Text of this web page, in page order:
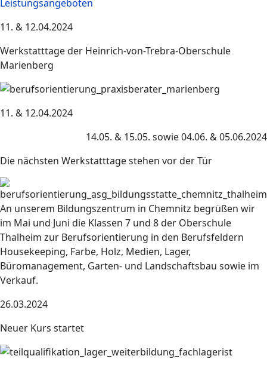
Leistungsangeboten
11. & 12.04.2024
Werkstatttage der Heinrich-von-Trebra-Oberschule
Marienberg
11. & 12.04.2024
14.05. & 15.05. sowie 04.06. & 05.06.2024
Die nächsten Werkstatttage stehen vor der Tür
An unserem Bildungszentrum in Chemnitz begrüßen wir
im Mai und Juni die Klassen 7 und 8 der Oberschule
Thalheim zur Berufsorientierung in den Berufsfeldern
Housekeeping, Farbe, Holz, Medien, Lager,
Büromanagement, Garten- und Landschaftsbau sowie im
Verkauf.
26.03.2024
Neuer Kurs startet